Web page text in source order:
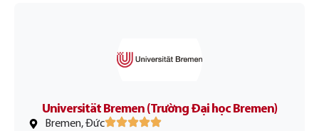
Universität Bremen (Trường Đại học Bremen)
Bremen, Đức